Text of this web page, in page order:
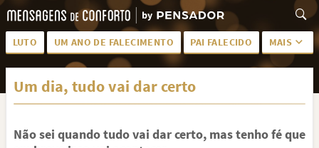
LUTO UM ANO DE FALECIMENTO PAI FALECIDO MAIS
LUTO PARA AMIGA PALAVRAS
SAUDADES DA MÃE
Um dia, tudo vai dar certo
Não sei quando tudo vai dar certo, mas tenho fé que